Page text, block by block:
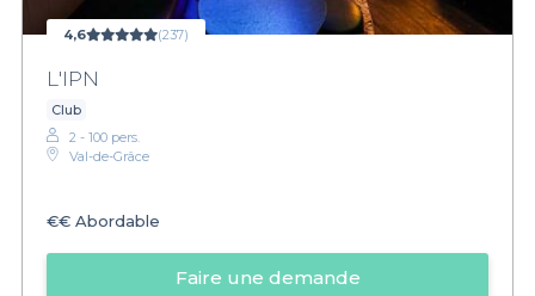
4,6 (237)
L'IPN
Club
2 - 100 pers.
Val-de-Grâce
€€ Abordable
Faire une demande